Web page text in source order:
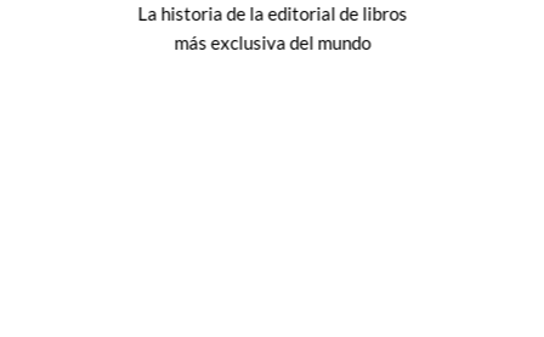
La historia de la editorial de libros
más exclusiva del mundo